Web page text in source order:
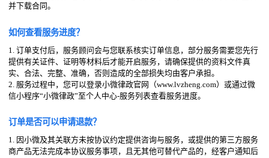
并下载合同。
如何查看服务进度？
1. 订单支付后，服务顾问会与您联系核实订单信息，部分服务需要您先行
提供有关证件、证明等材料后才能开启服务，请确保提供的资料文件真
实、合法、完整、准确，否则造成的全部损失均由客户承担。
2. 服务过程中，您可以登录小微律政官网（www.lvzheng.com）或通过微
信小程序“小微律政”至个人中心-服务列表查看服务进度。
订单是否可以申请退款？
1. 因小微及其关联方未按协议约定提供咨询与服务，或提供的第三方服务
商产品无法完成本协议服务事项，且无其他可替代产品的，经客户通知后